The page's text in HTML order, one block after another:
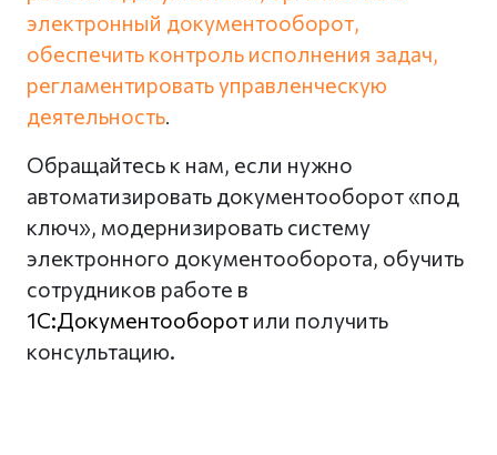
электронный документооборот,
обеспечить контроль исполнения задач,
регламентировать управленческую
деятельность.
Обращайтесь к нам, если нужно
автоматизировать документооборот «под
ключ», модернизировать систему
электронного документооборота, обучить
сотрудников работе в
1С:Документооборот или получить
консультацию.